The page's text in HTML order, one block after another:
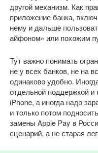
другой механизм. Как
приложение банка,
нему и дальше
айфоном» или похожим
Тут важно понимать
не у всех банков, не на
одинаково удобно.
отдельной поддержкой и
iPhone, а иногда надо
и только потом
замены Apple Pay в
сценарий, а не старая